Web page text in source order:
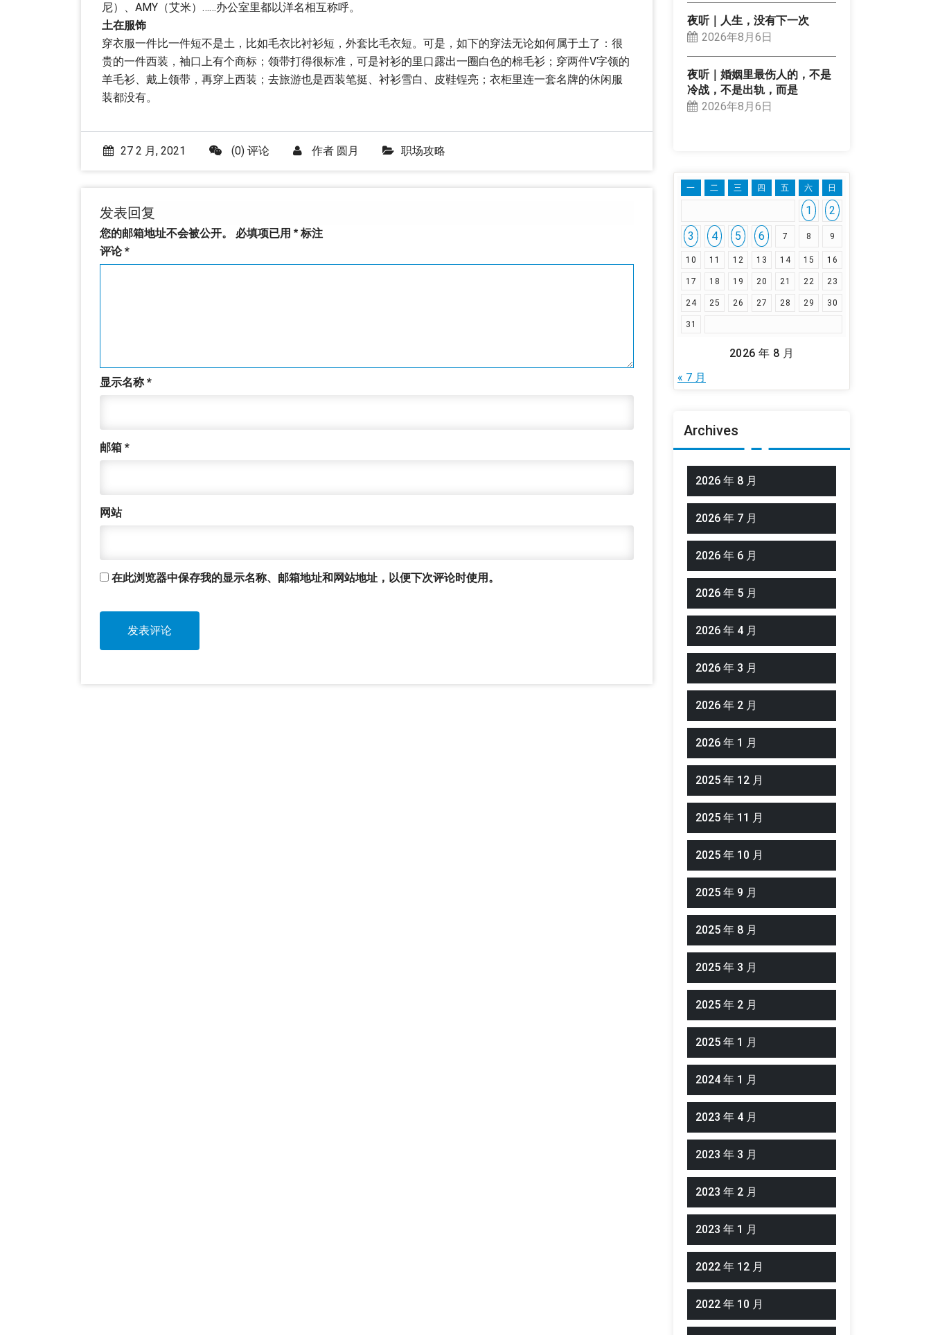
尼）、AMY（艾米）……办公室里都以洋名相互称呼。
土在服饰
穿衣服一件比一件短不是土，比如毛衣比衬衫短，外套比毛衣短。可是，如下的穿法无论如何属于土了：很
贵的一件西装，袖口上有个商标；领带打得很标准，可是衬衫的里口露出一圈白色的棉毛衫；穿两件V字领的
羊毛衫、戴上领带，再穿上西装；去旅游也是西装笔挺、衬衫雪白、皮鞋锃亮；衣柜里连一套名牌的休闲服
装都没有。
27 2 月, 2021 (0) 评论 作者 圆月 职场攻略
发表回复
您的邮箱地址不会被公开。 必填项已用 * 标注
评论*
显示名称*
邮箱 *
网站
在此浏览器中保存我的显示名称、邮箱地址和网站地址，以便下次评论时使用。
夜听｜人生，没有下一次
2026年8月6日
夜听｜婚姻里最伤人的，不是
冷战，不是出轨，而是
2026年8月6日
2026 年 8 月
一 二 三 四 五 六 日
1
2
3
4 5 6 7 8 9
10 11 12 13 14 15 16
17 18 19 20 21 22 23
24 25 26 27 28 29 30
31
« 7 月
Archives
2026 年 8 月
2026 年 7 月
2026 年 6 月
2026 年 5 月
2026 年 4 月
2026 年 3 月
2026 年 2 月
2026 年 1 月
2025 年 12 月
2025 年 11 月
2025 年 10 月
2025 年 9 月
2025 年 8 月
2025 年 3 月
2025 年 2 月
2025 年 1 月
2024 年 1 月
2023 年 4 月
2023 年 3 月
2023 年 2 月
2023 年 1 月
2022 年 12 月
2022 年 10 月